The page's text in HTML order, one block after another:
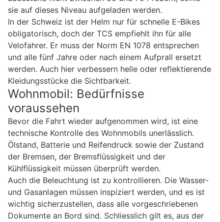
sie auf dieses Niveau aufgeladen werden.
In der Schweiz ist der Helm nur für schnelle E-Bikes
obligatorisch, doch der TCS empfiehlt ihn für alle
Velofahrer. Er muss der Norm EN 1078 entsprechen
und alle fünf Jahre oder nach einem Aufprall ersetzt
werden. Auch hier verbessern helle oder reflektierende
Kleidungsstücke die Sichtbarkeit.
Wohnmobil: Bedürfnisse
voraussehen
Bevor die Fahrt wieder aufgenommen wird, ist eine
technische Kontrolle des Wohnmobils unerlässlich.
Ölstand, Batterie und Reifendruck sowie der Zustand
der Bremsen, der Bremsflüssigkeit und der
Kühlflüssigkeit müssen überprüft werden.
Auch die Beleuchtung ist zu kontrollieren. Die Wasser-
und Gasanlagen müssen inspiziert werden, und es ist
wichtig sicherzustellen, dass alle vorgeschriebenen
Dokumente an Bord sind. Schliesslich gilt es, aus der